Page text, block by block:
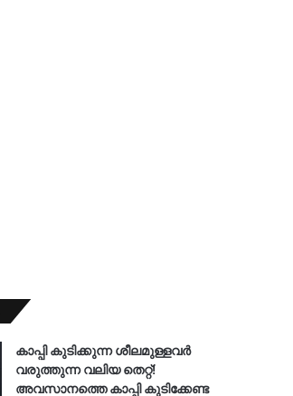
കാപ്പി കുടിക്കുന്ന ശീലമുള്ളവർ
വരുത്തുന്ന വലിയ തെറ്റ്!
അവസാനത്തെ കാപ്പി കുടിക്കേണ്ട